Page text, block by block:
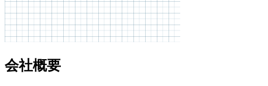
会社概要